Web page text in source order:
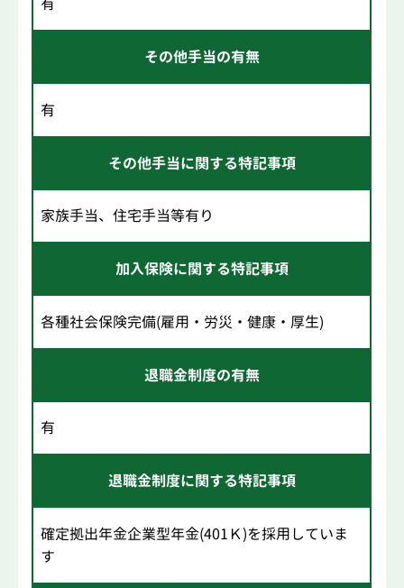
その他手当の有無
有
その他手当に関する特記事項
家族手当、住宅手当等有り
加入保険に関する特記事項
各種社会保険完備(雇用・労災・健康・厚生)
退職金制度の有無
有
退職金制度に関する特記事項
確定拠出年金企業型年金(401Ｋ)を採用していま
す